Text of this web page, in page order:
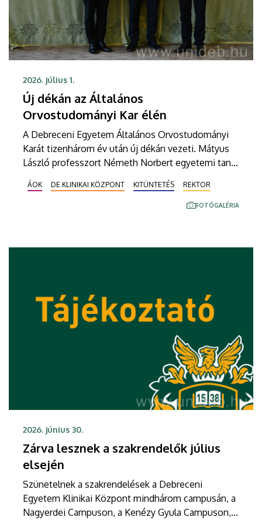
2026. július 1.
Új dékán az Általános
Orvostudományi Kar élén
A Debreceni Egyetem Általános Orvostudományi
Karát tizenhárom év után új dékán vezeti. Mátyus
László professzort Németh Norbert egyetemi tanár
Bács Zoltán rektortól vette át kedden az egyetem
ÁOK DE KLINIKAI KÖZPONT KITÜNTETÉS REKTOR
FOTÓGALÉRIA
2026. június 30.
Zárva lesznek a szakrendelők július
elsején
Szünetelnek a szakrendelések a Debreceni
Egyetem Klinikai Központ mindhárom campusán, a
Nagyerdei Campuson, a Kenézy Gyula Campuson, a